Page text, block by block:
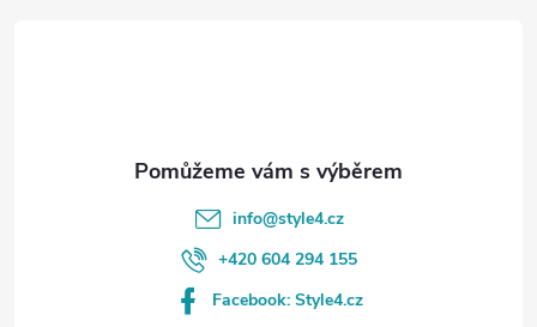
info@style4.cz
+420 604 294 155
Facebook: Style4.cz